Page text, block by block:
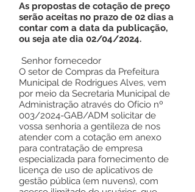
As propostas de cotação de preço
serão aceitas no prazo de 02 dias a
contar com a data da publicação,
ou seja ate dia 02/04/2024.
Senhor fornecedor
O setor de Compras da Prefeitura
Municipal de Rodrigues Alves, vem
por meio da Secretaria Municipal de
Administração através do Ofício nº
003/2024-GAB/ADM solicitar de
vossa senhoria a gentileza de nos
atender com a cotação em anexo
para contratação de empresa
especializada para fornecimento de
licença de uso de aplicativos de
gestão pública (em nuvens), com